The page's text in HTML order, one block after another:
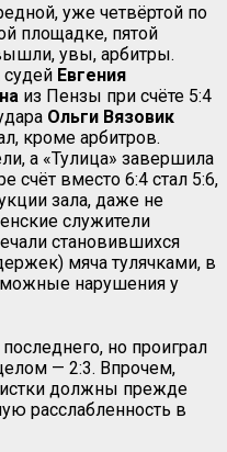
уже четвёртой по
площадке, пятой
увы, арбитры.
Евгения
из Пензы при счёте 5:4
Ольги Вязовик
кроме арбитров.
а «Тулица» завершила
счёт вместо 6:4 стал 5:6,
зала, даже не
служители
становившихся
мяча тулячками, в
нарушения у
но проиграл
— 2:3. Впрочем,
должны прежде
расслабленность в